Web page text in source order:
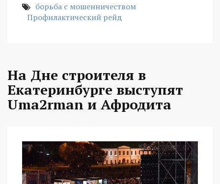
борьба с мошенничеством
Профилактический рейд
На Дне строителя в
Екатеринбурге выступят
Uma2rman и Афродита